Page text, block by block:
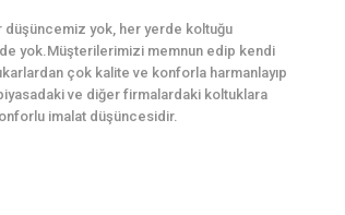
düşüncemiz yok, her yerde koltuğu
yok.Müşterilerimizi memnun edip kendi
çok kalite ve konforla harmanlayıp
ve diğer firmalardaki koltuklara
imalat düşüncesidir.